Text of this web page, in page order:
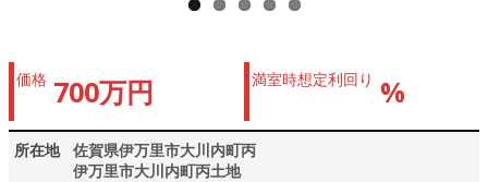
価格 700万円 満室時想定利回り %
所在地
佐賀県伊万里市大川内町丙
伊万里市大川内町丙土地